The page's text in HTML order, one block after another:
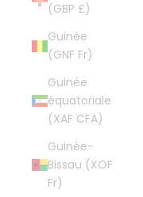
(GBP £)
Guinée
(GNF Fr)
Guinée
équatoriale
(XAF CFA)
Guinée-
Bissau (XOF
Fr)